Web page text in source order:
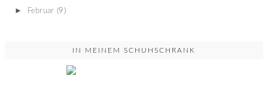
► Februar (9)
IN MEINEM SCHUHSCHRANK